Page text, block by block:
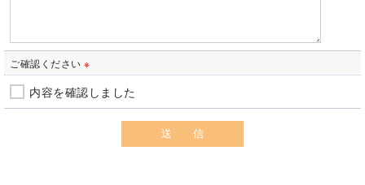
ご確認ください ※
内容を確認しました